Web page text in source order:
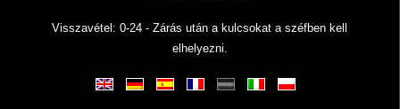
Visszavétel: 0-24 - Zárás után a kulcsokat a széfben kell
elhelyezni.